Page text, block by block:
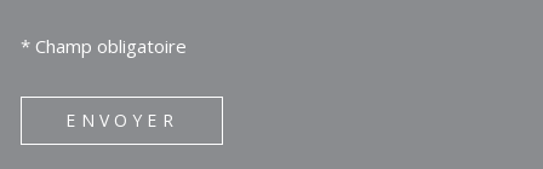
* Champ obligatoire
ENVOYER